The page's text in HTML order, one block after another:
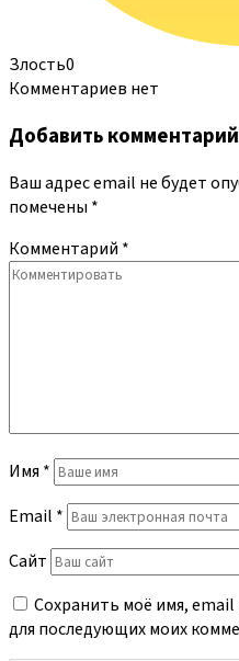
Злость0
Комментариев нет
Добавить комментарий
Ваш адрес email не будет
помечены *
Комментарий *
Имя *
Email *
Сайт
Сохранить моё имя, email
для последующих моих